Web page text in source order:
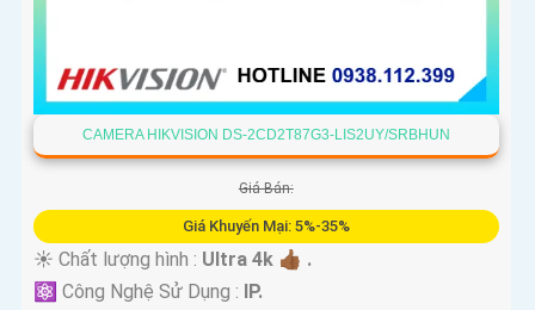
CAMERA HIKVISION DS-2CD2T87G3-LIS2UY/SRBHUN
Giá Bán:
Giá Khuyến Mại: 5%-35%
☀️ Chất lượng hình : Ultra 4k 👍🏾 .
⚛️ Công Nghệ Sử Dụng : IP.